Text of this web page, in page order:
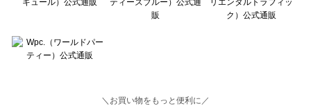
＼お買い物をもっと便利に／